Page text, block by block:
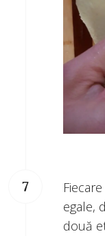
egale,
două